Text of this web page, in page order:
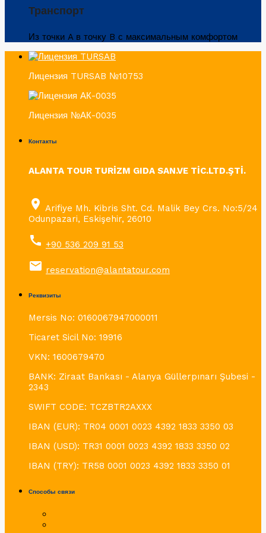
Транспорт
Из точки A в точку B с максимальным комфортом
Лицензия TURSAB №10753
Лицензия №АК-0035
Контакты
ALANTA TOUR TURİZM GIDA SAN.VE TİC.LTD.ŞTİ.
place Arifiye Mh. Kibris Sht. Cd. Malik Bey Crs. No:5/24
Odunpazari, Eskişehir, 26010
call +90 536 209 91 53
email reservation@alantatour.com
Реквизиты
Mersis No: 0160067947000011
Ticaret Sicil No: 19916
VKN: 1600679470
BANK: Ziraat Bankası - Alanya Güllerpınarı Şubesi -
2343
SWIFT CODE: TCZBTR2AXXX
IBAN (EUR): TR04 0001 0023 4392 1833 3350 03
IBAN (USD): TR31 0001 0023 4392 1833 3350 02
IBAN (TRY): TR58 0001 0023 4392 1833 3350 01
Способы связи